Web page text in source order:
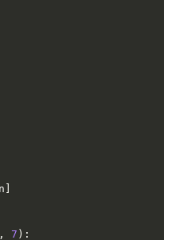
n
, 7 ) :